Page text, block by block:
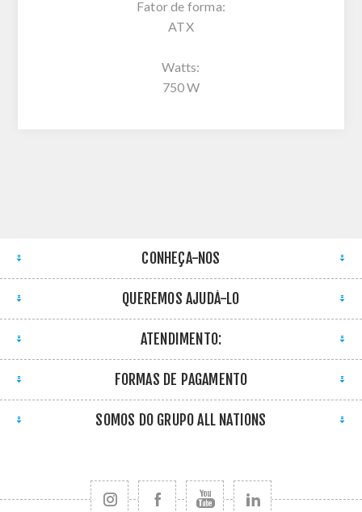
Fator de forma:
ATX
Watts:
750 W
CONHEÇA-NOS
QUEREMOS AJUDÁ-LO
ATENDIMENTO:
FORMAS DE PAGAMENTO
SOMOS DO GRUPO ALL NATIONS